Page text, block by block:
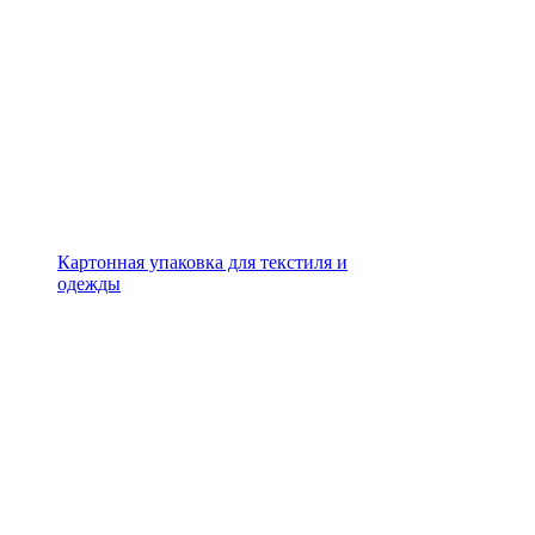
Картонная упаковка для текстиля и
одежды